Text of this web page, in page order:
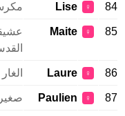
84
♀
Lise
85
♀
Maite
86
♀
Laure
87
♀
Paulien